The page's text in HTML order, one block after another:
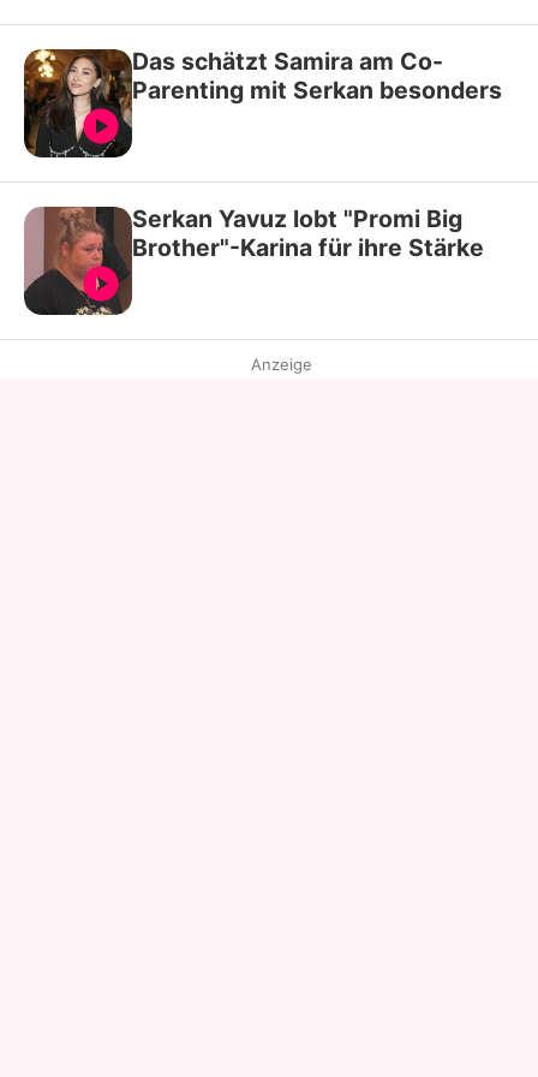
Das schätzt Samira am Co-
Parenting mit Serkan besonders
Serkan Yavuz lobt "Promi Big
Brother"-Karina für ihre Stärke
Anzeige